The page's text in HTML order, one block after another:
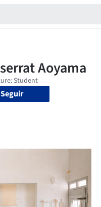
Seguir